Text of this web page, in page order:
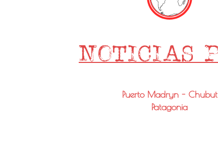
Puerto Madryn - Chubut
Patagonia